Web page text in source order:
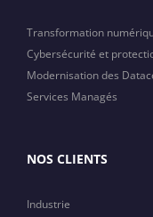
Transformation
Cybersécurité et
Modernisation des
Services Managés
NOS CLIENTS
Industrie